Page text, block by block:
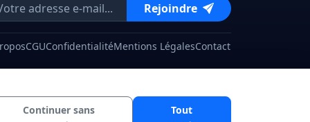
Rejoindre
CGUConfidentialitéMentions LégalesContact
Continuer sans
Tout